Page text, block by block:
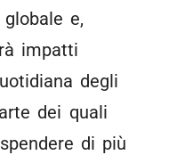
e,
impatti
degli
dei quali
di più